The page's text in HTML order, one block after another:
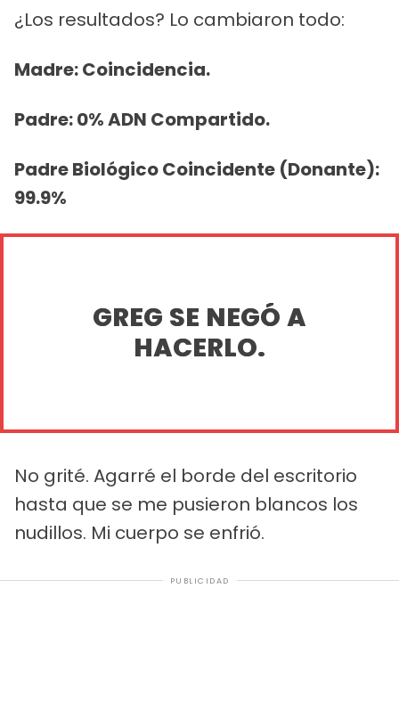
¿Los resultados? Lo cambiaron todo:
Madre: Coincidencia.
Padre: 0% ADN Compartido.
Padre Biológico Coincidente (Donante):
99.9%
GREG SE NEGÓ A
HACERLO.
No grité. Agarré el borde del escritorio
hasta que se me pusieron blancos los
nudillos. Mi cuerpo se enfrió.
PUBLICIDAD